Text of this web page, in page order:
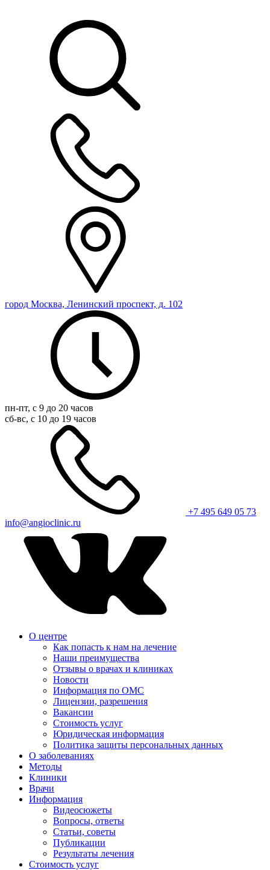
город Москва, Ленинский проспект, д. 102
пн-пт, с 9 до 20 часов
сб-вс, с 10 до 19 часов
+7 495 649 05 73
info@angioclinic.ru
О центре
Как попасть к нам на лечение
Наши преимущества
Отзывы о врачах и клиниках
Новости
Информация по ОМС
Лицензии, разрешения
Вакансии
Стоимость услуг
Юридическая информация
Политика защиты персональных данных
О заболеваниях
Методы
Клиники
Врачи
Информация
Видеосюжеты
Вопросы, ответы
Статьи, советы
Публикации
Результаты лечения
Стоимость услуг